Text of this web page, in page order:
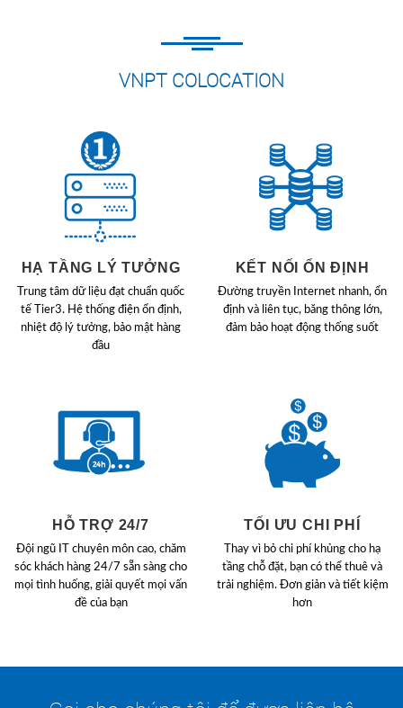
VNPT COLOCATION
HẠ TẦNG LÝ TƯỞNG
Trung tâm dữ liệu đạt chuẩn quốc
tế Tier3. Hệ thống điện ổn định,
nhiệt độ lý tưởng, bảo mật hàng
đầu
KẾT NỐI ỔN ĐỊNH
Đường truyền Internet nhanh, ổn
định và liên tục, băng thông lớn,
đảm bảo hoạt động thống suốt
HỖ TRỢ 24/7
Đội ngũ IT chuyên môn cao, chăm
sóc khách hàng 24/7 sẵn sàng cho
mọi tình huống, giải quyết mọi vấn
đề của bạn
TỐI ƯU CHI PHÍ
Thay vì bỏ chi phí khủng cho hạ
tầng chỗ đặt, bạn có thể thuê và
trải nghiệm. Đơn giản và tiết kiệm
hơn